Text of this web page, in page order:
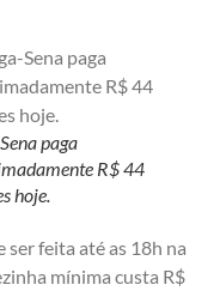
paga
R$ 44
hoje.
ser feita até as 18h na
mínima custa R$